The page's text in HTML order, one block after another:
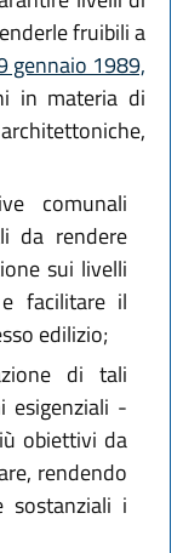
fruibili a
gennaio 1989,
in materia di
comunali
da rendere
sui livelli
facilitare il
edilizio;
di tali
esigenziali -
obiettivi da
rendendo
sostanziali i